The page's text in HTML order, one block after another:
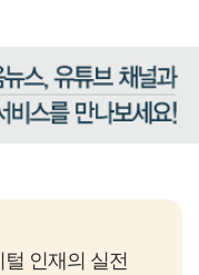
인재의 실전